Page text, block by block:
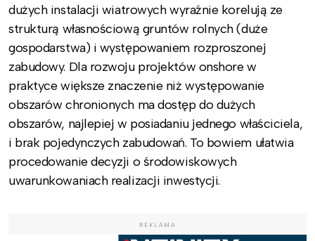
dużych instalacji wiatrowych wyraźnie korelują ze
strukturą własnościową gruntów rolnych (duże
gospodarstwa) i występowaniem rozproszonej
zabudowy. Dla rozwoju projektów onshore w
praktyce większe znaczenie niż występowanie
obszarów chronionych ma dostęp do dużych
obszarów, najlepiej w posiadaniu jednego właściciela,
i brak pojedynczych zabudowań. To bowiem ułatwia
procedowanie decyzji o środowiskowych
uwarunkowaniach realizacji inwestycji.
REKLAMA